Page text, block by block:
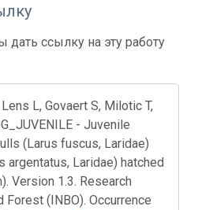
ссылку на эту работу
L, Govaert S, Milotic T,
- Juvenile
(Larus fuscus, Laridae)
argentatus, Laridae) hatched
Version 1.3. Research
(INBO). Occurrence